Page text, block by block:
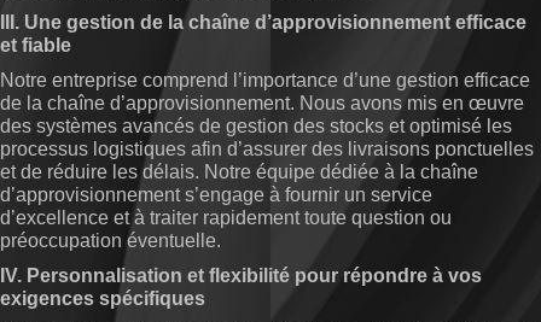
III. Une gestion de la chaîne d’approvisionnement efficace
et fiable
Notre entreprise comprend l’importance d’une gestion efficace
de la chaîne d’approvisionnement. Nous avons mis en œuvre
des systèmes avancés de gestion des stocks et optimisé les
processus logistiques afin d’assurer des livraisons ponctuelles
et de réduire les délais. Notre équipe dédiée à la chaîne
d’approvisionnement s’engage à fournir un service
d’excellence et à traiter rapidement toute question ou
préoccupation éventuelle.
IV. Personnalisation et flexibilité pour répondre à vos
exigences spécifiques